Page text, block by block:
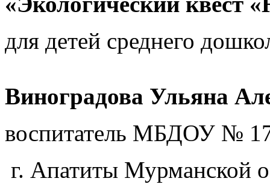
для детей среднего
Виноградова Ульяна
воспитатель МБДОУ №
г. Апатиты Мурманской